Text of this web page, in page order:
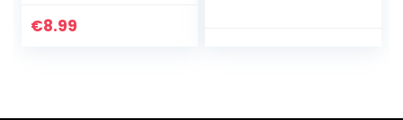
Behang, Roze
€8.99